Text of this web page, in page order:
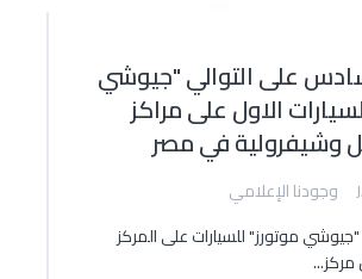
على التوالي "جيوشي
الاول على مراكز
وشيفرولية في مصر
وجودنا الإعلامي
موتورز" للسيارات على المركز